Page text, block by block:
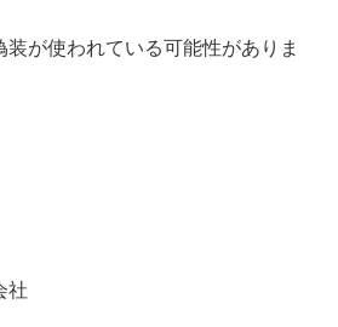
が使われている可能性がありま
社